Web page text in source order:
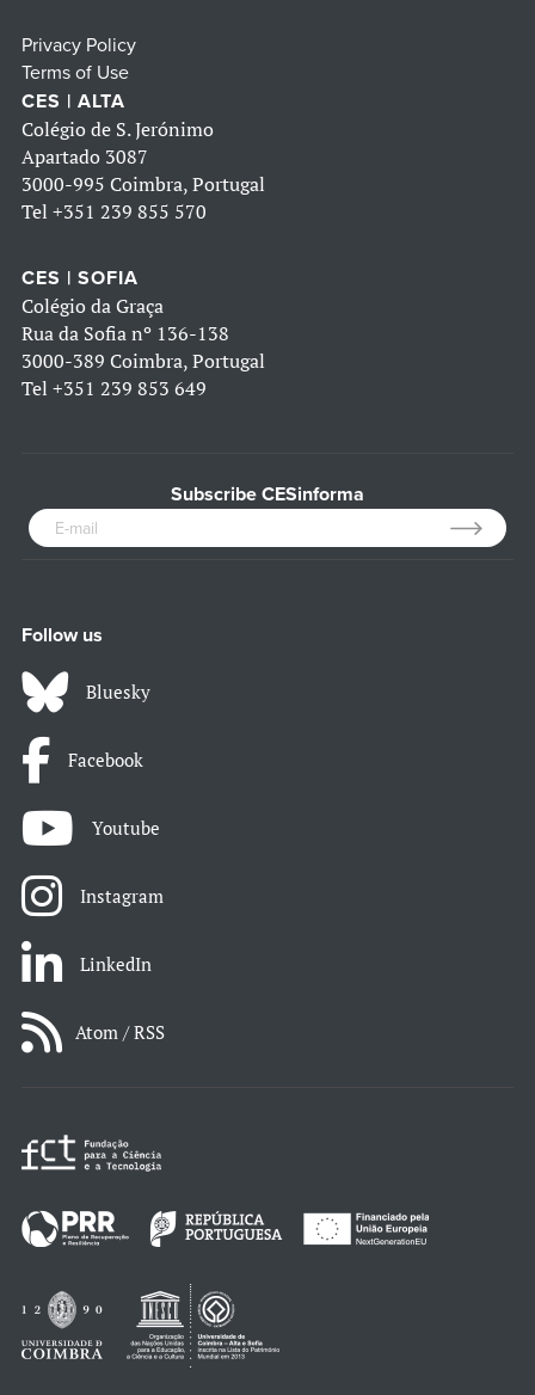
Privacy Policy
Terms of Use
CES | ALTA
Colégio de S. Jerónimo
Apartado 3087
3000-995 Coimbra, Portugal
Tel +351 239 855 570
CES | SOFIA
Colégio da Graça
Rua da Sofia nº 136-138
3000-389 Coimbra, Portugal
Tel +351 239 853 649
Subscribe CESinforma
Follow us
Bluesky
Facebook
Youtube
Instagram
LinkedIn
Atom / RSS